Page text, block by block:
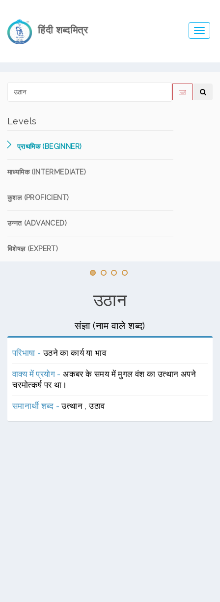
हिंदी शब्दमित्र
Levels
प्राथमिक (BEGINNER)
माध्यमिक (INTERMEDIATE)
कुशल (PROFICIENT)
उन्नत (ADVANCED)
विशेषज्ञ (EXPERT)
उठान
संज्ञा (नाम वाले शब्द)
परिभाषा -उठने का कार्य या भाव
वाक्य में प्रयोग -अकबर के समय में मुगल वंश का उत्थान अपने
चरमोत्कर्ष पर था।
समानार्थी शब्द -उत्थान ,उठाव